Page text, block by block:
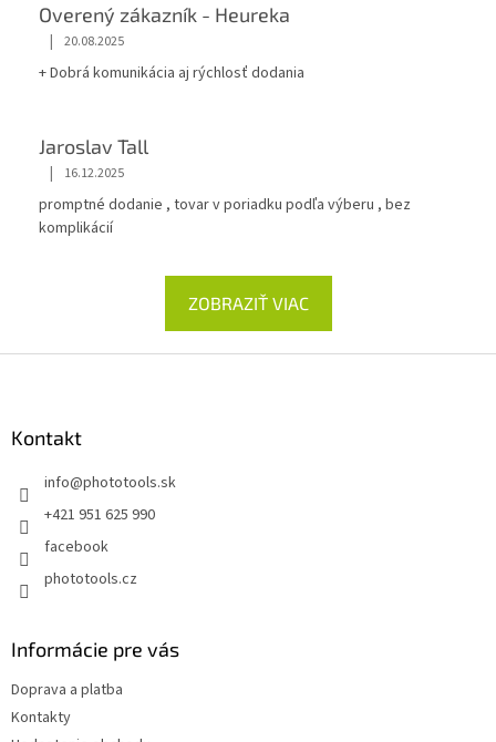
Overený zákazník - Heureka
| 20.08.2025
+ Dobrá komunikácia aj rýchlosť dodania
Jaroslav Tall
| 16.12.2025
promptné dodanie , tovar v poriadku podľa výberu , bez
komplikácií
ZOBRAZIŤ VIAC
Kontakt
info@phototools.sk
+421 951 625 990
facebook
phototools.cz
Informácie pre vás
Doprava a platba
Kontakty